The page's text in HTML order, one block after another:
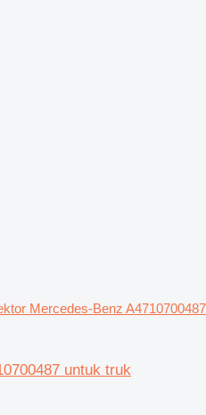
Mercedes-Benz A4710700487
untuk truk